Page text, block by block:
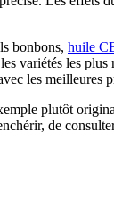
bonbons, huile
variétés les
les meilleures
plutôt
de